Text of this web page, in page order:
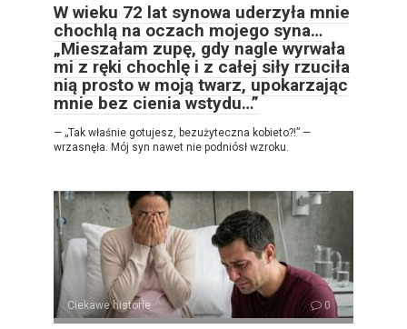
W wieku 72 lat synowa uderzyła mnie
chochlą na oczach mojego syna…
„Mieszałam zupę, gdy nagle wyrwała
mi z ręki chochlę i z całej siły rzuciła
nią prosto w moją twarz, upokarzając
mnie bez cienia wstydu…”
— „Tak właśnie gotujesz, bezużyteczna kobieto?!” —
wrzasnęła. Mój syn nawet nie podniósł wzroku.
Ciekawe historie 0